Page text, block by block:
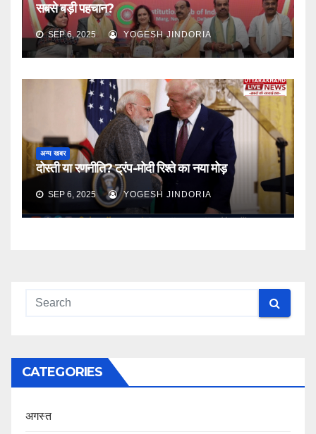
सबसे बड़ी पहचान?
SEP 6, 2025 YOGESH JINDORIA
अन्य खबर
दोस्ती या रणनीति? ट्रंप-मोदी रिश्ते का नया मोड़
SEP 6, 2025 YOGESH JINDORIA
CATEGORIES
अगस्त